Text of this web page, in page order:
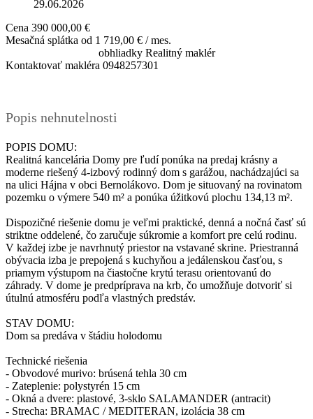
29.06.2026
Cena 390 000,00 €
Mesačná splátka od 1 719,00 € / mes.
obhliadky Realitný maklér
Kontaktovať makléra 0948257301
Popis nehnutelnosti
POPIS DOMU:
Realitná kancelária Domy pre ľudí ponúka na predaj krásny a
moderne riešený 4-izbový rodinný dom s garážou, nachádzajúci sa
na ulici Hájna v obci Bernolákovo. Dom je situovaný na rovinatom
pozemku o výmere 540 m² a ponúka úžitkovú plochu 134,13 m².
Dispozičné riešenie domu je veľmi praktické, denná a nočná časť sú
striktne oddelené, čo zaručuje súkromie a komfort pre celú rodinu.
V každej izbe je navrhnutý priestor na vstavané skrine. Priestranná
obývacia izba je prepojená s kuchyňou a jedálenskou časťou, s
priamym výstupom na čiastočne krytú terasu orientovanú do
záhrady. V dome je predpríprava na krb, čo umožňuje dotvoriť si
útulnú atmosféru podľa vlastných predstáv.
STAV DOMU:
Dom sa predáva v štádiu holodomu
Technické riešenia
- Obvodové murivo: brúsená tehla 30 cm
- Zateplenie: polystyrén 15 cm
- Okná a dvere: plastové, 3-sklo SALAMANDER (antracit)
- Strecha: BRAMAC / MEDITERAN, izolácia 38 cm